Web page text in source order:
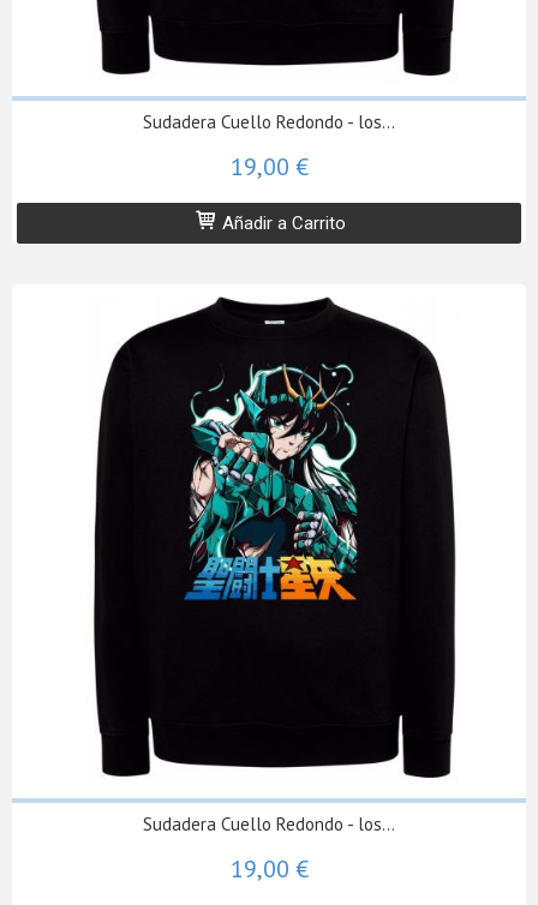
Sudadera Cuello Redondo - los...
19,00 €
Añadir a Carrito
Sudadera Cuello Redondo - los...
19,00 €